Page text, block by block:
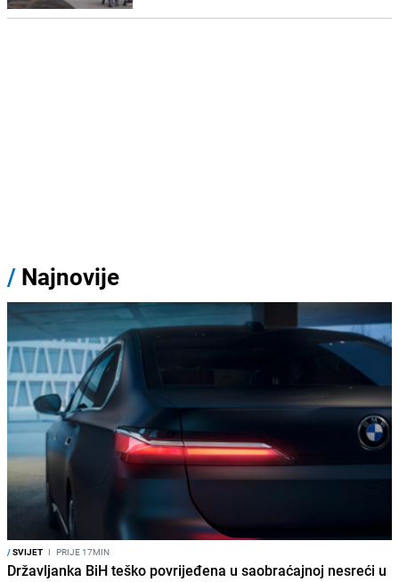
/ Najnovije
/SVIJET I PRIJE 17MIN
Državljanka BiH teško povrijeđena u saobraćajnoj nesreći u